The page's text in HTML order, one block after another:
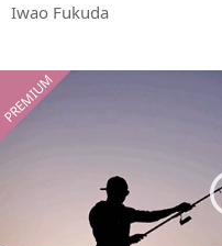
Iwao Fukuda
PREMIUM